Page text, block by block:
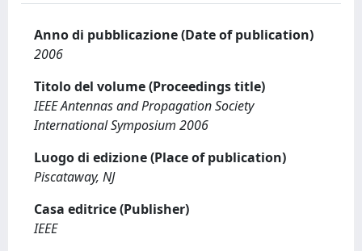
Anno di pubblicazione (Date of publication)
2006
Titolo del volume (Proceedings title)
IEEE Antennas and Propagation Society
International Symposium 2006
Luogo di edizione (Place of publication)
Piscataway, NJ
Casa editrice (Publisher)
IEEE